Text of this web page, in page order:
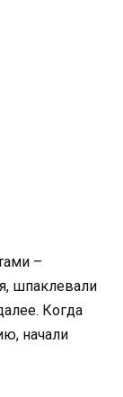
–
шпаклевали
Когда
начали